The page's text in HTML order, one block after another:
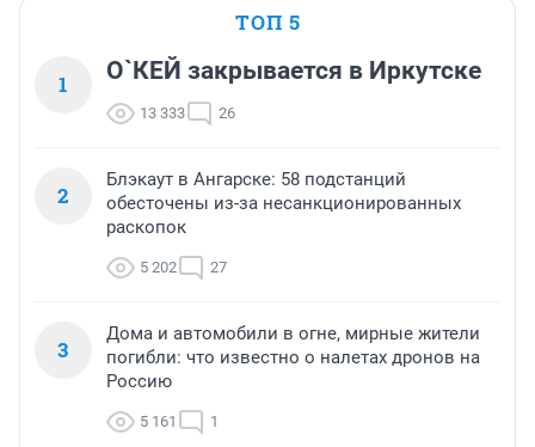
ТОП 5
1 О`КЕЙ закрывается в Иркутске
13 333 26
2
Блэкаут в Ангарске: 58 подстанций
обесточены из-за несанкционированных
раскопок
5 202 27
3
Дома и автомобили в огне, мирные жители
погибли: что известно о налетах дронов на
Россию
5 161 1